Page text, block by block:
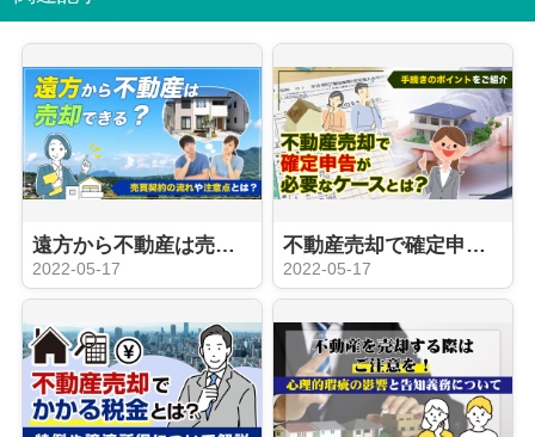
遠方から不動産は売却できる？売買契約の流れや注意点とは？
2022-05-17
不動産売却で確定申告が必要なケースとは？手続きのポイントをご紹介
2022-05-17